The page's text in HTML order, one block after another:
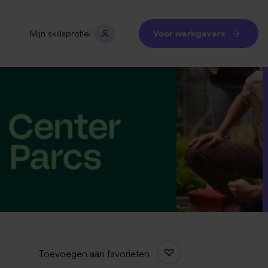
Mijn skillsprofiel Voor werkgevers
Toevoegen aan favorieten